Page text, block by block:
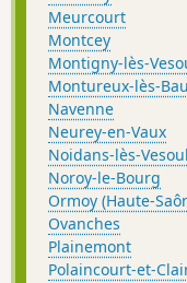
Meurcourt
Montcey
Montigny-lès-
Montureux-lès-
Navenne
Neurey-en-Vaux
Noidans-lès-Vesoul
Noroy-le-Bourg
Ormoy (Haute-
Ovanches
Plainemont
Polaincourt-et-